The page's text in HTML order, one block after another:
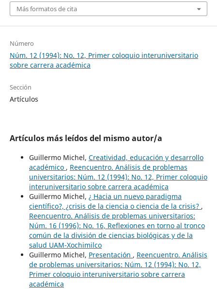
Más formatos de cita
Número
Núm. 12 (1994): No. 12, Primer coloquio interuniversitario
sobre carrera académica
Sección
Artículos
Artículos más leídos del mismo autor/a
Guillermo Michel, Creatividad, educación y desarrollo
académico , Reencuentro. Análisis de problemas
universitarios: Núm. 12 (1994): No. 12, Primer coloquio
interuniversitario sobre carrera académica
Guillermo Michel, ¿ Hacia un nuevo paradigma
científico?, ¿crisis de la ciencia o ciencia de la crisis? ,
Reencuentro. Análisis de problemas universitarios:
Núm. 16 (1996): No. 16, Reflexiones en torno al tronco
común de la división de ciencias biológicas y de la
salud UAM-Xochimilco
Guillermo Michel, Presentación , Reencuentro. Análisis
de problemas universitarios: Núm. 12 (1994): No. 12,
Primer coloquio interuniversitario sobre carrera
académica